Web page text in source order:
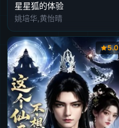
星星狐的体验
姚培华,黄怡晴
5.0